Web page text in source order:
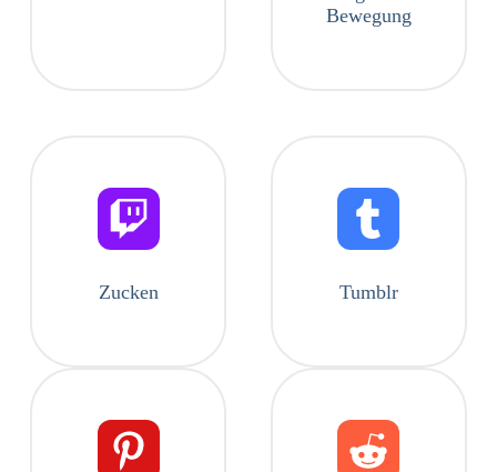
Bewegung
Zucken Tumblr